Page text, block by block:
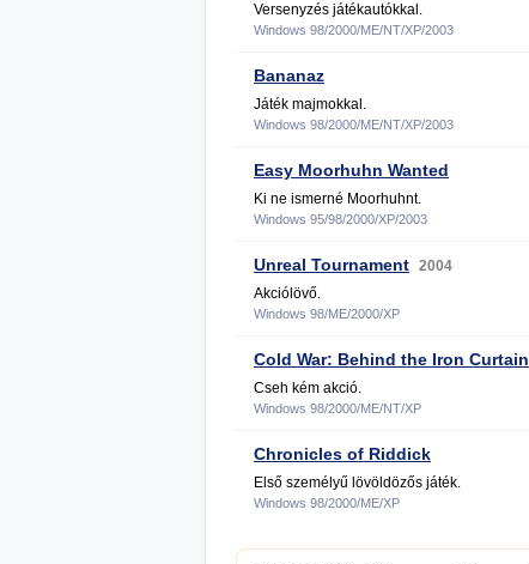
Versenyzés játékautókkal.
Windows 98/2000/ME/NT/XP/2003
Bananaz
Játék majmokkal.
Windows 98/2000/ME/NT/XP/2003
Easy Moorhuhn Wanted
Ki ne ismerné Moorhuhnt.
Windows 95/98/2000/XP/2003
Unreal Tournament 2004
Akciólövő.
Windows 98/ME/2000/XP
Cold War: Behind the Iron Curtain
Cseh kém akció.
Windows 98/2000/ME/NT/XP
Chronicles of Riddick
Első személyű lövöldözős játék.
Windows 98/2000/ME/XP